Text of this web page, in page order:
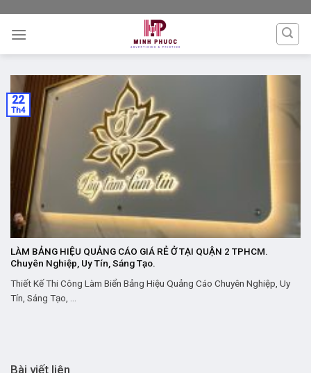
content
LÀM BẢNG HIỆU QUẢNG CÁO GIÁ RẺ Ở TẠI QUẬN 2 TPHCM.
Chuyên Nghiệp, Uy Tín, Sáng Tạo.
Thiết Kế Thi Công Làm Biển Bảng Hiệu Quảng Cáo Chuyên Nghiệp, Uy
Tín, Sáng Tạo, ...
22
Th4
Bài viết liên